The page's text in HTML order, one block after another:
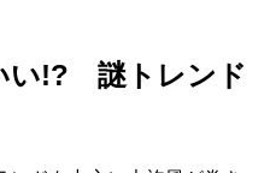
い!? 謎トレンド